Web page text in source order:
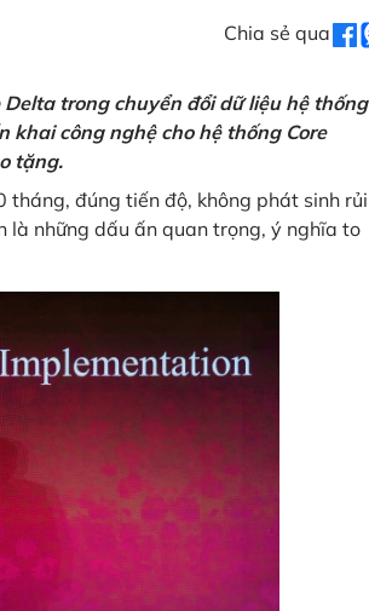
Chia sẻ qua
trong chuyển đổi dữ liệu hệ thống
khai công nghệ cho hệ thống Core
tặng.
tháng, đúng tiến độ, không phát sinh rủi
là những dấu ấn quan trọng, ý nghĩa to